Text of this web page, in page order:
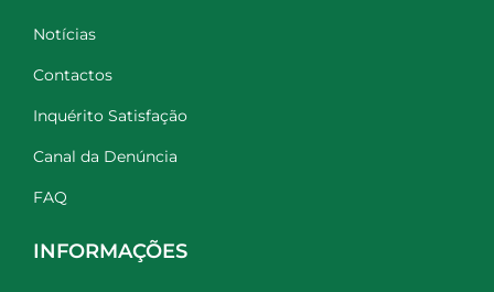
Notícias
Contactos
Inquérito Satisfação
Canal da Denúncia
FAQ
INFORMAÇÕES